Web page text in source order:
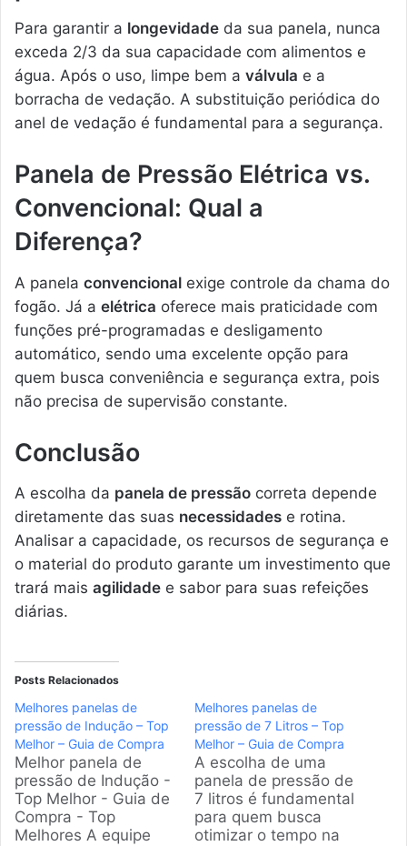
Para garantir a longevidade da sua panela, nunca
exceda 2/3 da sua capacidade com alimentos e
água. Após o uso, limpe bem a válvula e a
borracha de vedação. A substituição periódica do
anel de vedação é fundamental para a segurança.
Panela de Pressão Elétrica vs.
Convencional: Qual a
Diferença?
A panela convencional exige controle da chama do
fogão. Já a elétrica oferece mais praticidade com
funções pré-programadas e desligamento
automático, sendo uma excelente opção para
quem busca conveniência e segurança extra, pois
não precisa de supervisão constante.
Conclusão
A escolha da panela de pressão correta depende
diretamente das suas necessidades e rotina.
Analisar a capacidade, os recursos de segurança e
o material do produto garante um investimento que
trará mais agilidade e sabor para suas refeições
diárias.
Posts Relacionados
Melhores panelas de
pressão de Indução – Top
Melhor – Guia de Compra
Melhor panela de
pressão de Indução -
Top Melhor - Guia de
Compra - Top
Melhores A equipe
Melhores panelas de
pressão de 7 Litros – Top
Melhor – Guia de Compra
A escolha de uma
panela de pressão de
7 litros é fundamental
para quem busca
otimizar o tempo na